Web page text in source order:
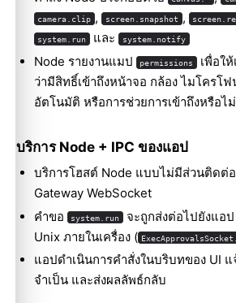
camera.clip , screen.snapshot ,
system.run และ system.notify
Node รายงานแมป permissions
เพื่อใ
ว่ามีสิทธิ์เข้าถึงหน้าจอ กล้อง ไมโครโฟ
อัตโนมัติ หรือการช่วยการเข้าถึงหรือไม่
บริการ Node + IPC ของแอป
บริการโฮสต์ Node แบบไม่มีส่วนติดต่
Gateway WebSocket
คำขอ
system.run
จะถูกส่งต่อไปยังแอ
Unix ภายในเครื่อง (
แอปดำเนินการคำสั่งในบริบทของ UI
จำเป็น และส่งผลลัพธ์กลับ